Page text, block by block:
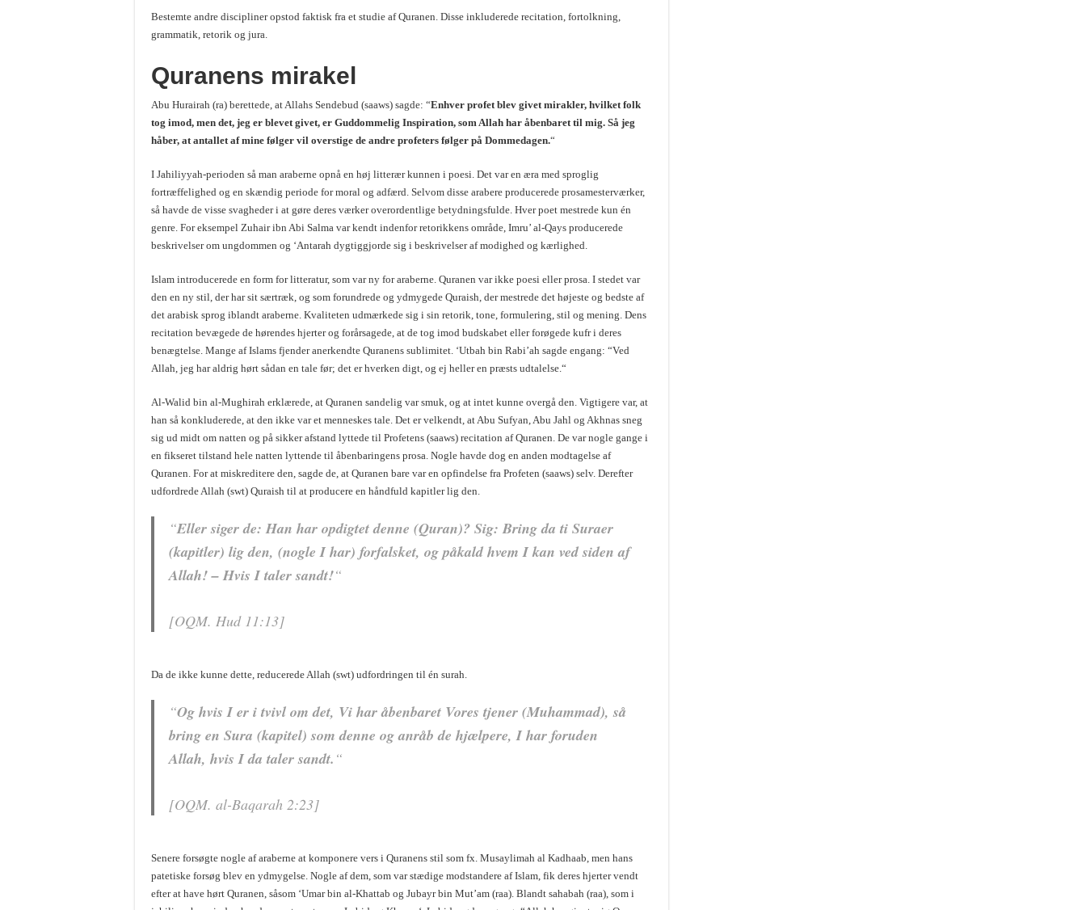
Bestemte andre discipliner opstod faktisk fra et studie af Quranen. Disse inkluderede recitation, fortolkning,
grammatik, retorik og jura.
Quranens mirakel
Abu Hurairah (ra) berettede, at Allahs Sendebud (saaws) sagde: “Enhver profet blev givet mirakler, hvilket folk
tog imod, men det, jeg er blevet givet, er Guddommelig Inspiration, som Allah har åbenbaret til mig. Så jeg
håber, at antallet af mine følger vil overstige de andre profeters følger på Dommedagen.“
I Jahiliyyah-perioden så man araberne opnå en høj litterær kunnen i poesi. Det var en æra med sproglig
fortræffelighed og en skændig periode for moral og adfærd. Selvom disse arabere producerede prosamesterværker,
så havde de visse svagheder i at gøre deres værker overordentlige betydningsfulde. Hver poet mestrede kun én
genre. For eksempel Zuhair ibn Abi Salma var kendt indenfor retorikkens område, Imru’ al-Qays producerede
beskrivelser om ungdommen og ‘Antarah dygtiggjorde sig i beskrivelser af modighed og kærlighed.
Islam introducerede en form for litteratur, som var ny for araberne. Quranen var ikke poesi eller prosa. I stedet var
den en ny stil, der har sit særtræk, og som forundrede og ydmygede Quraish, der mestrede det højeste og bedste af
det arabisk sprog iblandt araberne. Kvaliteten udmærkede sig i sin retorik, tone, formulering, stil og mening. Dens
recitation bevægede de hørendes hjerter og forårsagede, at de tog imod budskabet eller forøgede kufr i deres
benægtelse. Mange af Islams fjender anerkendte Quranens sublimitet. ‘Utbah bin Rabi’ah sagde engang: “Ved
Allah, jeg har aldrig hørt sådan en tale før; det er hverken digt, og ej heller en præsts udtalelse.“
Al-Walid bin al-Mughirah erklærede, at Quranen sandelig var smuk, og at intet kunne overgå den. Vigtigere var, at
han så konkluderede, at den ikke var et menneskes tale. Det er velkendt, at Abu Sufyan, Abu Jahl og Akhnas sneg
sig ud midt om natten og på sikker afstand lyttede til Profetens (saaws) recitation af Quranen. De var nogle gange i
en fikseret tilstand hele natten lyttende til åbenbaringens prosa. Nogle havde dog en anden modtagelse af
Quranen. For at miskreditere den, sagde de, at Quranen bare var en opfindelse fra Profeten (saaws) selv. Derefter
udfordrede Allah (swt) Quraish til at producere en håndfuld kapitler lig den.
“Eller siger de: Han har opdigtet denne (Quran)? Sig: Bring da ti Suraer
(kapitler) lig den, (nogle I har) forfalsket, og påkald hvem I kan ved siden af
Allah! – Hvis I taler sandt!“
[OQM. Hud 11:13]
Da de ikke kunne dette, reducerede Allah (swt) udfordringen til én surah.
“Og hvis I er i tvivl om det, Vi har åbenbaret Vores tjener (Muhammad), så
bring en Sura (kapitel) som denne og anråb de hjælpere, I har foruden
Allah, hvis I da taler sandt. “
[OQM. al-Baqarah 2:23]
Senere forsøgte nogle af araberne at komponere vers i Quranens stil som fx. Musaylimah al Kadhaab, men hans
patetiske forsøg blev en ydmygelse. Nogle af dem, som var stædige modstandere af Islam, fik deres hjerter vendt
efter at have hørt Quranen, såsom ‘Umar bin al-Khattab og Jubayr bin Mut’am (raa). Blandt sahabah (raa), som i